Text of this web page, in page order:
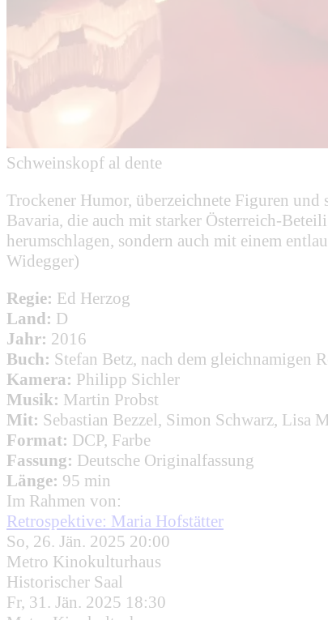
Schweinskopf al dente
Trockener Humor, überzeichnete Figuren
Bavaria, die auch mit starker Österreich-
herumschlagen, sondern auch mit einem
Widegger)
Regie: Ed Herzog
Land: D
Jahr: 2016
Buch: Stefan Betz, nach dem gleichnamigen
Kamera: Philipp Sichler
Musik: Martin Probst
Mit: Sebastian Bezzel, Simon Schwarz, Lisa
Format: DCP, Farbe
Fassung: Deutsche Originalfassung
Länge: 95 min
Im Rahmen von:
Retrospektive: Maria Hofstätter
So, 26. Jän. 2025 20:00
Metro Kinokulturhaus
Historischer Saal
Fr, 31. Jän. 2025 18:30